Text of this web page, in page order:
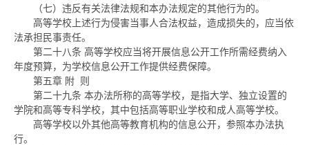
（七）违反有关法律法规和本办法规定的其他行为的。
高等学校上述行为侵害当事人合法权益，造成损失的，应当依
法承担民事责任。
第二十八条 高等学校应当将开展信息公开工作所需经费纳入
年度预算，为学校信息公开工作提供经费保障。
第五章 附 则
第二十九条 本办法所称的高等学校，是指大学、独立设置的
学院和高等专科学校，其中包括高等职业学校和成人高等学校。
高等学校以外其他高等教育机构的信息公开，参照本办法执
行。